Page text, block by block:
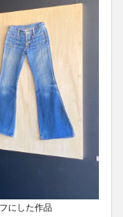
にした作品